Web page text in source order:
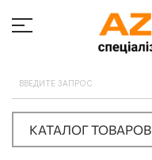
КАТАЛОГ ТОВАРОВ